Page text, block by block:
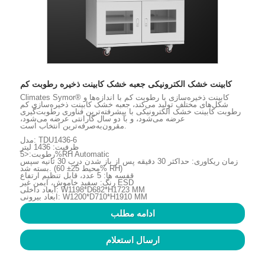
کابینت خشک الکترونیکی جعبه خشک کابینت ذخیره رطوبت کم
Climates Symor® کابینت ذخیره‌سازی با رطوبت کم با اندازه‌ها و
شکل‌های مختلف تولید می‌کند، جعبه خشک کابینت ذخیره‌سازی کم
رطوبت کابینت خشک الکترونیکی با پیشرفته‌ترین فناوری رطوبت‌گیری
عرضه می‌شود، و با دو سال گارانتی عرضه می‌شود،
مدل: TDU1436-6
ظرفیت: 1436 لیتر
رطوبت:<5%RH Automatic
زمان ریکاوری: حداکثر 30 دقیقه پس از باز شدن درب 30 ثانیه سپس
بسته شد. (محیط 25± 60% RH)
قفسه ها: 5 عدد، قابل تنظیم ارتفاع
رنگ: سفید خاموش، ایمن غیر ESD
ابعاد داخلی: W1198*D682*H1723 MM
ابعاد بیرونی: W1200*D710*H1910 MM
ادامه مطلب
ارسال استعلام